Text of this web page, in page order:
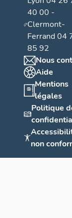
40 00 -
Clermont-
Ferrand 04
85 92
Nous
Aide
Mentions
légales
Politique
non